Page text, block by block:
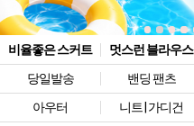
비율좋은 스커트 멋스런 블라우스
당일발송
밴딩 팬츠
아우터
니트 | 가디건